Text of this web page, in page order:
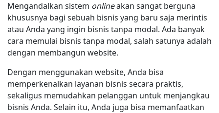
Mengandalkan sistem onlineakan sangat berguna
khususnya bagi sebuah bisnis yang baru saja merintis
atau Anda yang ingin bisnis tanpa modal. Ada banyak
cara memulai bisnis tanpa modal, salah satunya adalah
dengan membangun website.
Dengan menggunakan website, Anda bisa
memperkenalkan layanan bisnis secara praktis,
sekaligus memudahkan pelanggan untuk menjangkau
bisnis Anda. Selain itu, Anda juga bisa memanfaatkan